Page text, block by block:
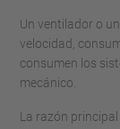
Un ventilador o
velocidad,
consumen los
mecánico.
La razón